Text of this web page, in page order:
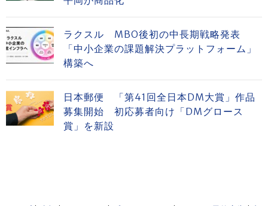
ラクスル MBO後初の中長期戦略発表
「中小企業の課題解決プラットフォーム」
構築へ
日本郵便 「第41回全日本DM大賞」作品
募集開始 初応募者向け「DMグロース
賞」を新設